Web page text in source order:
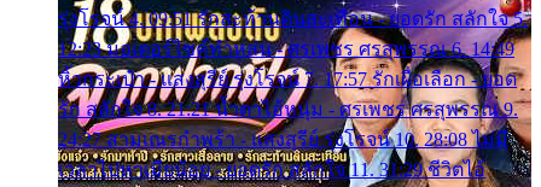
รุ่งโรจน์ 4. 09:51 รักสะท้านดินสะเทือน - ยอดรัก สลักใจ 5.
12:23 มอเตอร์ไซค์ทำหล่น - ศรเพชร ศรสุพรรณ 6. 14:49
หิ้วกระเป๋า - แสงสุรีย์ รุ่งโรจน์ 7. 17:57 รักเผื่อเลือก - ยอด
รัก สลักใจ 8. 21:21 น้ำตาไอ้หนุ่ม - ศรเพชร ศรสุพรรณ 9.
24:27 สามเณรกำพร้า - แสงสุรีย์ รุ่งโรจน์ 10. 28:08 ไม่มี
เวลาไปหาเมียน้อย - ยอดรัก สลักใจ 11. 31:29 ชีวิตไอ้